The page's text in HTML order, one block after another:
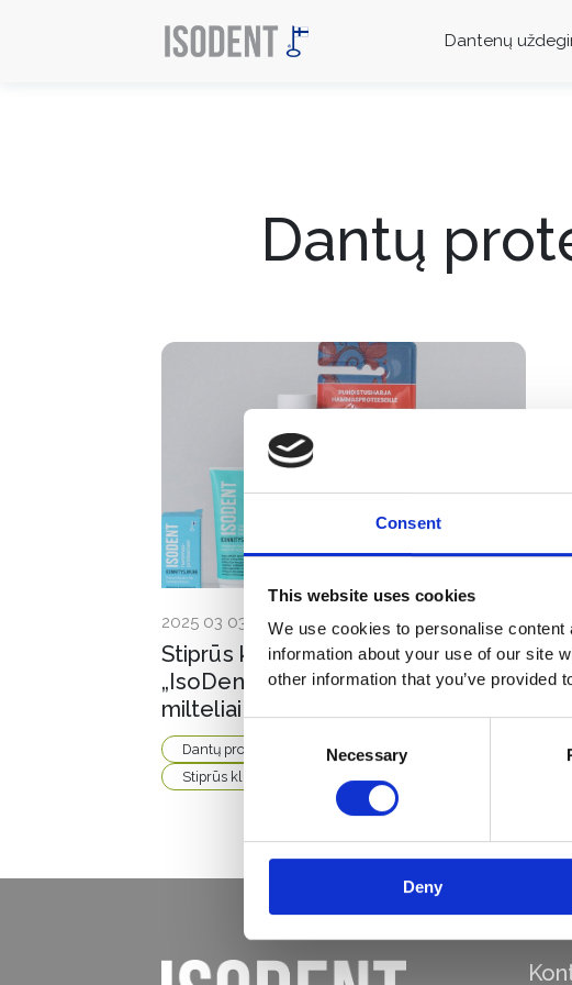
Consent
This website uses cookies
We use cookies to personalise
information about your use of our site
other information that you’ve provided
Selection
Necessary
Deny
Dantenų
Dantų
2025 03 03
Stiprūs klijai dantų protezams:
„IsoDent“ dantų protezų kremas ir
milteliai protezams
Dantų protezų priežiūra
Protezų klijai
Stiprūs klijai dantų protezams